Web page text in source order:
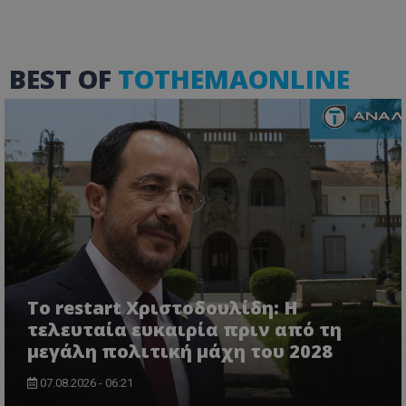
BEST OF TOTHEMAONLINE
Το restart Χριστοδουλίδη: Η
τελευταία ευκαιρία πριν από τη
μεγάλη πολιτική μάχη του 2028
07.08.2026 - 06:21
VISITOR_PRIVACY_METADATA
YouTube
.youtube.com